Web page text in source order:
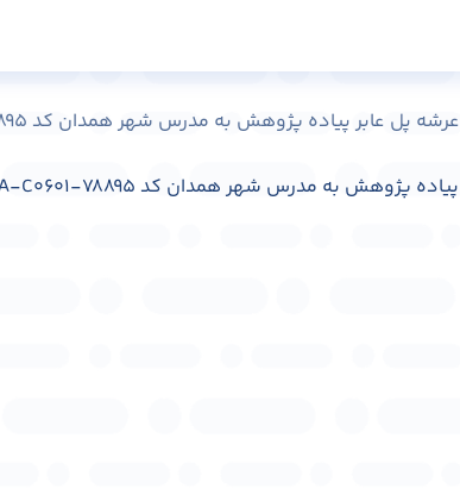
عرشه پل عابر پیاده پژوهش به مدرس شهر همدان کد AA-C0601-78895